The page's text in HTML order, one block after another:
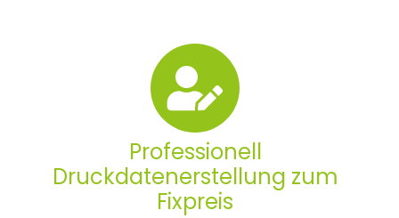
Professionell
Druckdatenerstellung zum
Fixpreis